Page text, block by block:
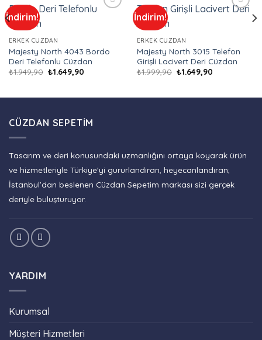
İndirim!
ERKEK CÜZDAN
Majesty North 4043 Bordo
Deri Telefonlu Cüzdan
₺1.949,90 Orijinal
fiyat:
₺1.649,90Şu
İndirim!
ERKEK CÜZDAN
Majesty North 3015 Telefon
Girişli Lacivert Deri Cüzdan
₺1.999,90 Orijinal
fiyat:
₺1.649,90Şu
CÜZDAN SEPETIM
Tasarım ve deri konusundaki uzmanlığını ortaya koyarak ürün
ve hizmetleriyle Türkiye'yi gururlandıran, heyecanlandıran;
İstanbul’dan beslenen Cüzdan Sepetim markası sizi gerçek
deriyle buluşturuyor.
YARDIM
Kurumsal
Müşteri Hizmetleri